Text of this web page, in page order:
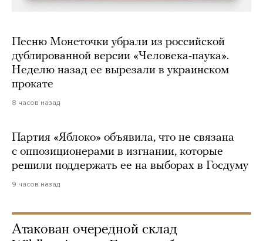
Песню Монеточки убрали из российской
дублированной версии «Человека-паука».
Неделю назад ее вырезали в украинском
прокате
8 часов назад
Партия «Яблоко» объявила, что не связана
с оппозиционерами в изгнании, которые
решили поддержать ее на выборах в Госдуму
9 часов назад
Атакован очередной склад